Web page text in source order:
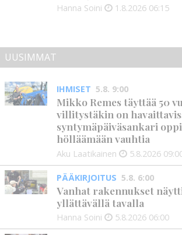
Hanna Soini 1.8.2026 06:15
UUSIMMAT
IHMISET 5.8. 9:00
Mikko Remes täyttää 50
villitystäkin on
syntymäpäiväsankari
hölläämään vauhtia
Aku Laatikainen 5.8.2026
PÄÄKIRJOITUS 5.8. 6:00
Vanhat rakennukset
yllättävällä tavalla
Hanna Soini 5.8.2026 06:00